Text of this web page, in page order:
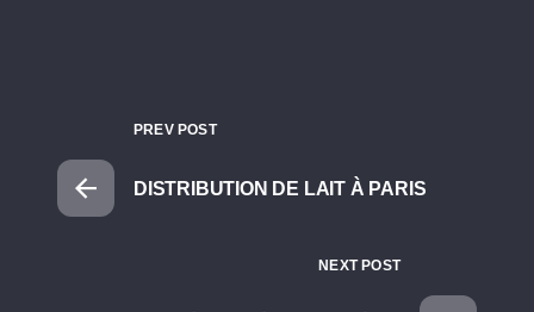
PREV POST
DISTRIBUTION DE LAIT À PARIS
NEXT POST